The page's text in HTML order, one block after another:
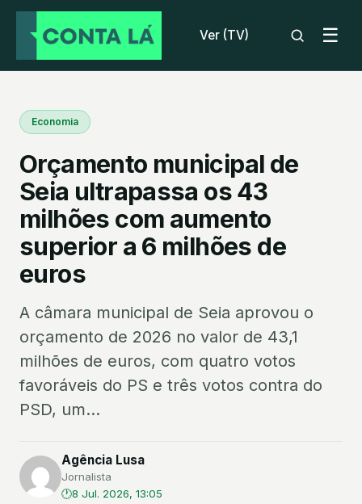
Ver (TV) ☰
Economia
Orçamento municipal de
Seia ultrapassa os 43
milhões com aumento
superior a 6 milhões de
euros
A câmara municipal de Seia aprovou o
orçamento de 2026 no valor de 43,1
milhões de euros, com quatro votos
favoráveis do PS e três votos contra do
PSD, um...
Agência Lusa
Jornalista
8 Jul. 2026, 13:05